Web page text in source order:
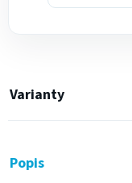
Varianty
Popis